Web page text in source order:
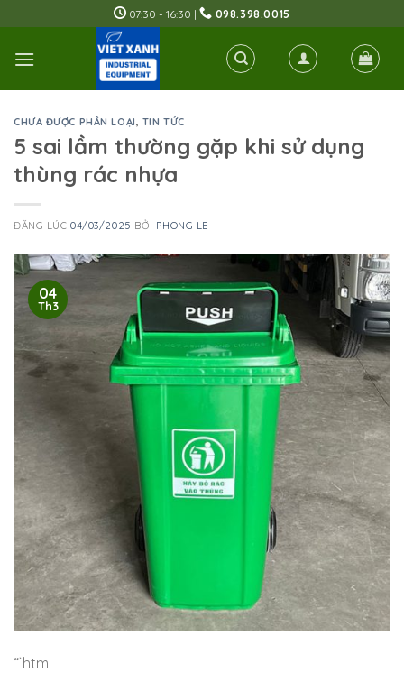
to
content
07:30 - 16:30 | 098.398.0015
CHƯA ĐƯỢC PHÂN LOẠI, TIN TỨC
5 sai lầm thường gặp khi sử dụng
thùng rác nhựa
ĐĂNG LÚC04/03/2025 BỞI PHONG LE
04
Th3
“`html